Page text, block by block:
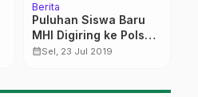
Berita
Puluhan Siswa Baru
MHI Digiring ke Polsek
dan Koramil
calendar_monthSel, 23 Jul 2019